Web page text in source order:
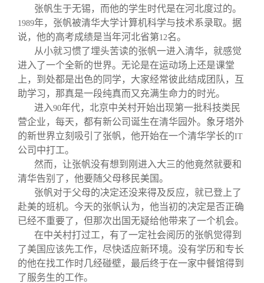
张帆生于无锡，而他的学生时代是在河北度过的。
1989年，张帆被清华大学计算机科学与技术系录取。据
说，他的高考成绩是当年河北省第12名。
从小就习惯了埋头苦读的张帆一进入清华，就感觉
进入了一个全新的世界。无论是在运动场上还是课堂
上，到处都是出色的同学，大家经常彼此结成团队，互
助学习，那真是一段纯真而又充满生命力的时光。
进入90年代，北京中关村开始出现第一批科技类民
营企业，每天，都有新公司诞生在清华园外。象牙塔外
的新世界立刻吸引了张帆，他开始在一个清华学长的IT
公司中打工。
然而，让张帆没有想到刚进入大三的他竟然就要和
清华告别了，他要随父母移民美国。
张帆对于父母的决定还没来得及反应，就已登上了
赴美的班机。今天的张帆认为，他当初的决定是否正确
已经不重要了，但那次出国无疑给他带来了一个机会。
在中关村打过工，有了一定社会阅历的张帆觉得到
了美国应该先工作，尽快适应新环境。没有学历和专长
的他在找工作时几经碰壁，最后终于在一家中餐馆得到
了服务生的工作。